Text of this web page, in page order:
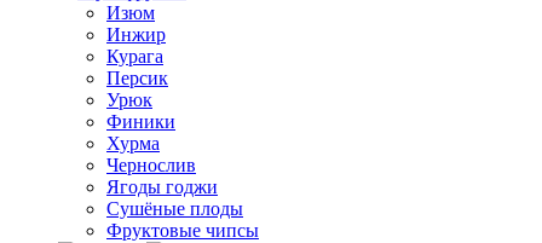
Изюм
Инжир
Курага
Персик
Урюк
Финики
Хурма
Чернослив
Ягоды годжи
Сушёные плоды
Фруктовые чипсы